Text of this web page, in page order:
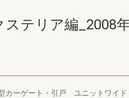
テリア編_2008
カーゲート・引戸 ユニットワイド